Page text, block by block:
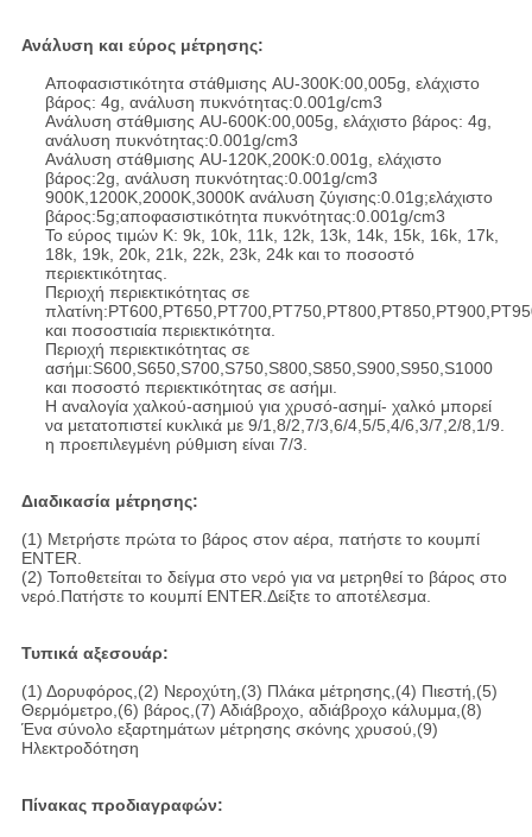
Ανάλυση και εύρος μέτρησης:
Αποφασιστικότητα στάθμισης AU-300K:00,005g, ελάχιστο
βάρος: 4g, ανάλυση πυκνότητας:0.001g/cm3
Ανάλυση στάθμισης AU-600K:00,005g, ελάχιστο βάρος: 4g,
ανάλυση πυκνότητας:0.001g/cm3
Ανάλυση στάθμισης AU-120K,200K:0.001g, ελάχιστο
βάρος:2g, ανάλυση πυκνότητας:0.001g/cm3
900K,1200K,2000K,3000K ανάλυση ζύγισης:0.01g;ελάχιστο
βάρος:5g;αποφασιστικότητα πυκνότητας:0.001g/cm3
Το εύρος τιμών K: 9k, 10k, 11k, 12k, 13k, 14k, 15k, 16k, 17k,
18k, 19k, 20k, 21k, 22k, 23k, 24k και το ποσοστό
περιεκτικότητας.
Περιοχή περιεκτικότητας σε
και ποσοστιαία περιεκτικότητα.
Περιοχή περιεκτικότητας σε
ασήμι:S600,S650,S700,S750,S800,S850,S900,S950,S1000
και ποσοστό περιεκτικότητας σε ασήμι.
Η αναλογία χαλκού-ασημιού για χρυσό-ασημί- χαλκό μπορεί
να μετατοπιστεί κυκλικά με 9/1,8/2,7/3,6/4,5/5,4/6,3/7,2/8,1/9.
η προεπιλεγμένη ρύθμιση είναι 7/3.
Διαδικασία μέτρησης:
(1) Μετρήστε πρώτα το βάρος στον αέρα, πατήστε το κουμπί
ENTER.
(2) Τοποθετείται το δείγμα στο νερό για να μετρηθεί το βάρος στο
νερό.Πατήστε το κουμπί ENTER.Δείξτε το αποτέλεσμα.
Τυπικά αξεσουάρ:
(1) Δορυφόρος,(2) Νεροχύτη,(3) Πλάκα μέτρησης,(4) Πιεστή,(5)
Θερμόμετρο,(6) βάρος,(7) Αδιάβροχο, αδιάβροχο κάλυμμα,(8)
Ένα σύνολο εξαρτημάτων μέτρησης σκόνης χρυσού,(9)
Ηλεκτροδότηση
Πίνακας προδιαγραφών: